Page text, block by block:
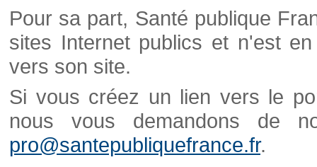
Pour sa part, Santé publique
sites Internet publics et n'est
vers son site.
Si vous créez un lien vers le
nous vous demandons de
pro@santepubliquefrance.fr.